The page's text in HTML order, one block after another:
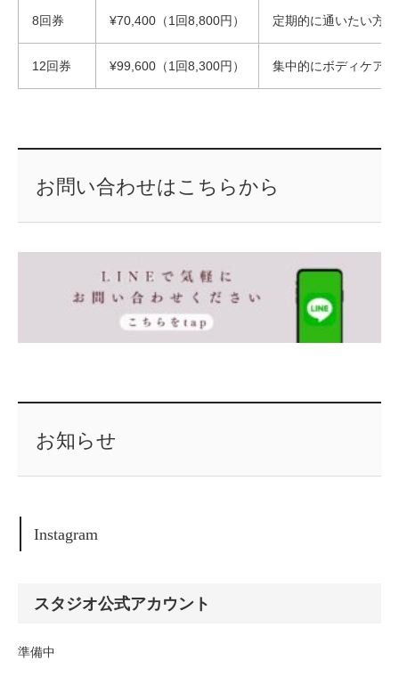
8回券 ¥70,400（1回8,800円） 定期的に通いたい方
12回券 ¥99,600（1回8,300円） 集中的にボディケア
お問い合わせはこちらから
お知らせ
Instagram
スタジオ公式アカウント
準備中